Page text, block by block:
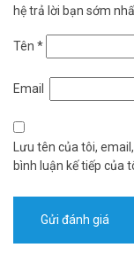
hệ trả lời bạn sớm
Tên *
Email
Lưu tên của tôi,
bình luận kế tiếp của